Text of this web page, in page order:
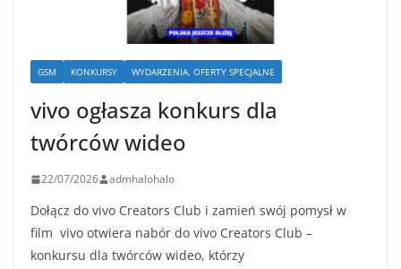
GSM KONKURSY WYDARZENIA, OFERTY SPECJALNE
vivo ogłasza konkurs dla
twórców wideo
22/07/2026 admhalohalo
Dołącz do vivo Creators Club i zamień swój pomysł w
film vivo otwiera nabór do vivo Creators Club –
konkursu dla twórców wideo, którzy